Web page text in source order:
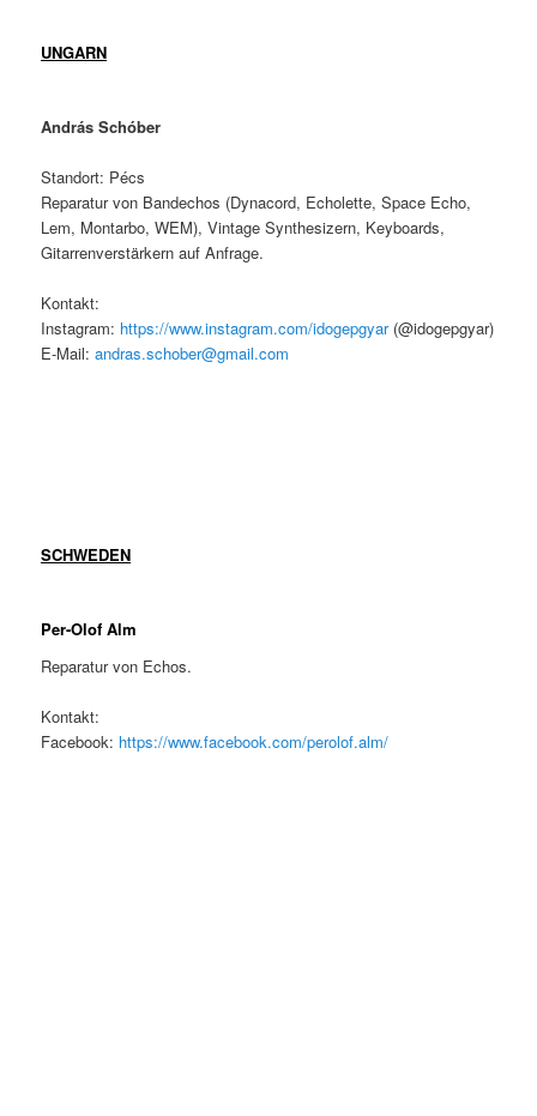
UNGARN
András Schóber
Standort: Pécs
Reparatur von Bandechos (Dynacord, Echolette, Space Echo,
Lem, Montarbo, WEM), Vintage Synthesizern, Keyboards,
Gitarrenverstärkern auf Anfrage.
Kontakt:
Instagram: https://www.instagram.com/idogepgyar(@idogepgyar)
E-Mail:andras.schober@gmail.com
SCHWEDEN
Per-Olof Alm
Reparatur von Echos.
Kontakt:
Facebook: https://www.facebook.com/perolof.alm/